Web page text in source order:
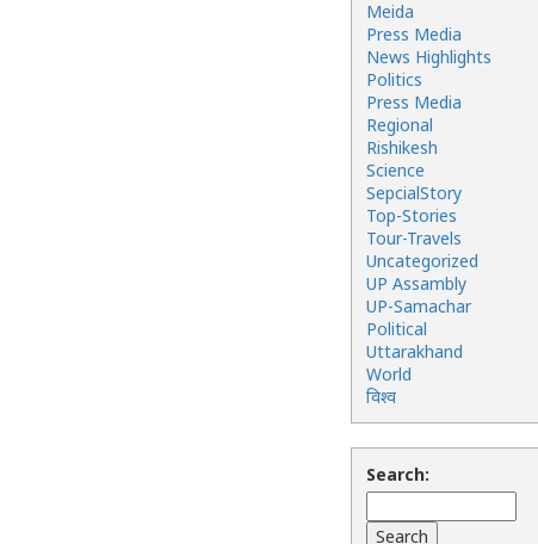
Meida
Press Media
News Highlights
Politics
Press Media
Regional
Rishikesh
Science
SepcialStory
Top-Stories
Tour-Travels
Uncategorized
UP Assambly
UP-Samachar
Political
Uttarakhand
World
विश्व
Search: